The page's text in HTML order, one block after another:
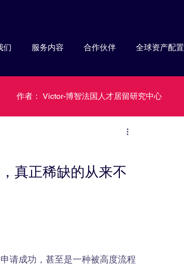
们 服务内容 合作伙伴 ​全球资产配置
作者： Victor-博智法国人才居留研究中心
真正稀缺的从来不
请成功，甚至是一种被高度流程